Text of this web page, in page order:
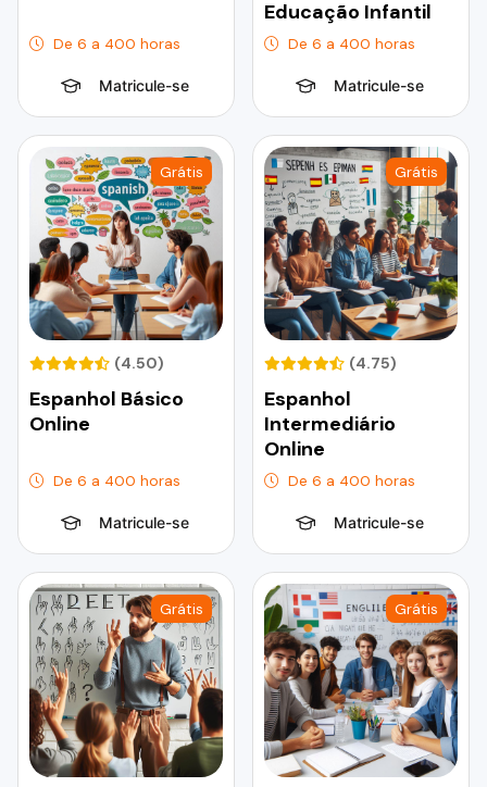
De 6 a 400 horas
Matricule-se
Educação Infantil
De 6 a 400 horas
Matricule-se
Grátis
(4.50)
Espanhol Básico
Online
De 6 a 400 horas
Matricule-se
Grátis
(4.75)
Espanhol
Intermediário
Online
De 6 a 400 horas
Matricule-se
Grátis Grátis